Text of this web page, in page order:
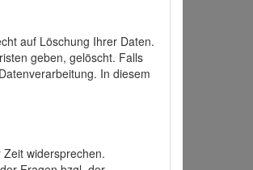
auf Löschung Ihrer Daten.
geben, gelöscht. Falls
In diesem
widersprechen.